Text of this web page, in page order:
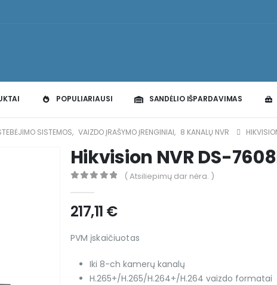
POPULIARIAUSI SANDĖLIO IŠPARDAVIMAS
SISTEMOS, VAIZDO ĮRAŠYMO ĮRENGINIAI, 8 KANALŲ NVR
Hikvision NVR DS-
( Atsiliepimų dar nėra. )
217,11 €
PVM įskaičiuotas
Iki 8-ch kamerų kanalų
H.265+/H.265/H.264+/H.264 vaizdo formatai